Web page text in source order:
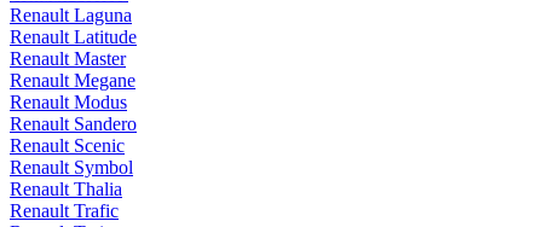
Renault Laguna
Renault Latitude
Renault Master
Renault Megane
Renault Modus
Renault Sandero
Renault Scenic
Renault Symbol
Renault Thalia
Renault Trafic